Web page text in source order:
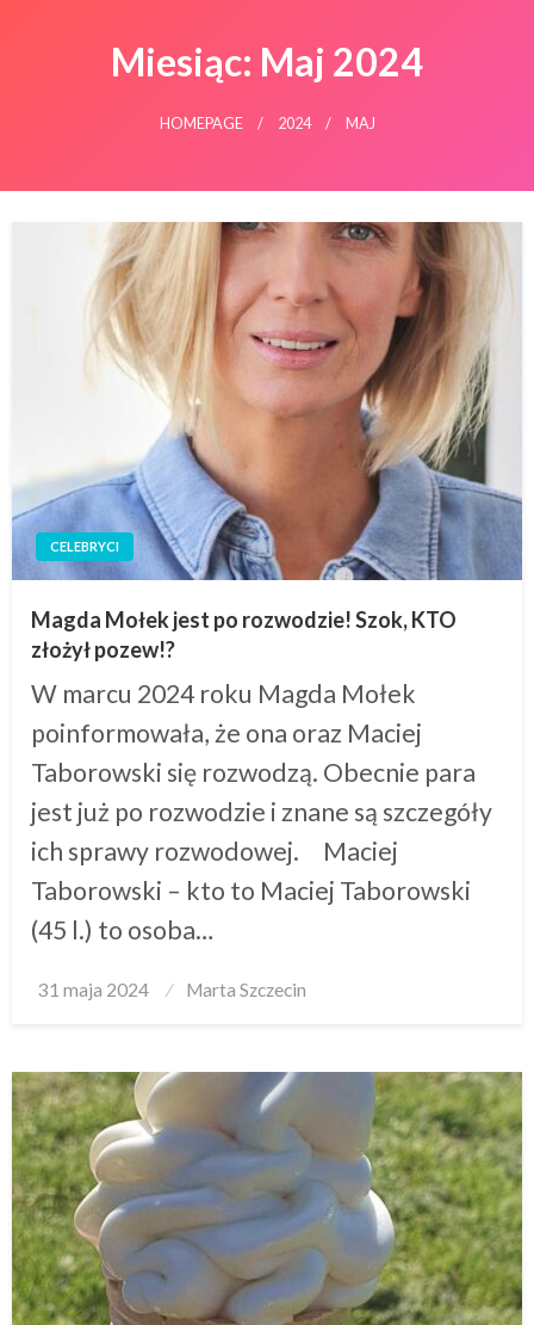
Miesiąc: Maj 2024
HOMEPAGE 2024 MAJ
CELEBRYCI
Magda Mołek jest po rozwodzie! Szok, KTO
złożył pozew!?
W marcu 2024 roku Magda Mołek
poinformowała, że ona oraz Maciej
Taborowski się rozwodzą. Obecnie para
jest już po rozwodzie i znane są szczegóły
ich sprawy rozwodowej. Maciej
Taborowski – kto to Maciej Taborowski
(45 l.) to osoba…
Posted
31 maja 2024 Marta Szczecin